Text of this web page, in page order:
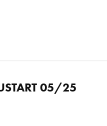
05/25